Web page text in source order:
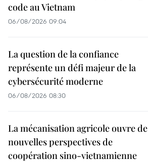
code au Vietnam
06/08/2026 09:04
La question de la confiance
représente un défi majeur de la
cybersécurité moderne
06/08/2026 08:30
La mécanisation agricole ouvre de
nouvelles perspectives de
coopération sino-vietnamienne